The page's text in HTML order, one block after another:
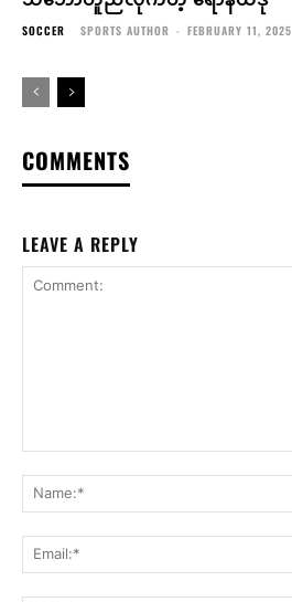
SOCCER SPORTS AUTHOR - FEBRUARY 11, 2025
COMMENTS
LEAVE A REPLY